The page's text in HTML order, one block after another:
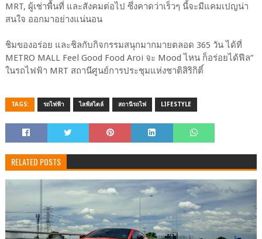
MRT, ผู้เช่าพื้นที่ และสังคมต่อไป ซึ่งคาดว่าเร็วๆ นี้จะมีแคมเปญน่า
สนใจ ออกมาอย่างแน่นอน
ชิมของอร่อย และชิลกับกิจกรรมสนุกมากมายตลอด 365 วัน ได้ที่
METRO MALL Feel Good Food Aroi จะ Mood ไหน ก็อร่อยได้ฟีล”
ในรถไฟฟ้า MRT สถานีศูนย์การประชุมแห่งชาติสิริกิติ์
TAGS: รถไฟฟ้า ไลฟ์สไตล์ สถานีรถไฟ LIFESTYLE
RELATED POSTS